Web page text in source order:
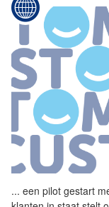
... een pilot gestart